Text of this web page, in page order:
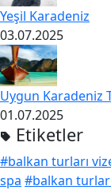
Yeşil Karadeniz
03.07.2025
Uygun Karadeniz
01.07.2025
Etiketler
#balkan turları
spa #balkan